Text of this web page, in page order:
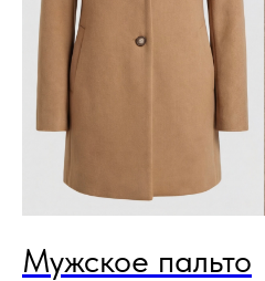
Мужское пальто